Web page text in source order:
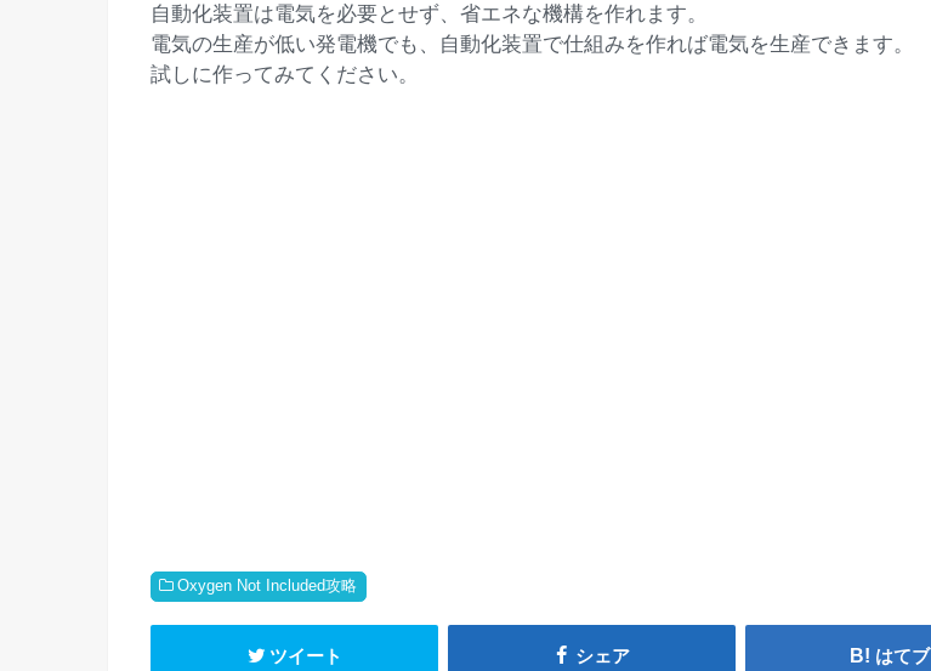
自動化装置は電気を必要とせず、省エネな機構を作れます。
電気の生産が低い発電機でも、自動化装置で仕組みを作れば電気を生産できます。
試しに作ってみてください。
Oxygen Not Included攻略
ツイート シェア はてブ